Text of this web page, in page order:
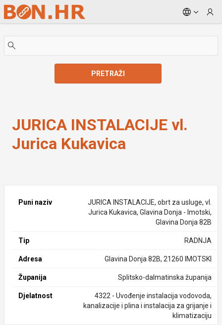
Skip to Main Content
PRETRAŽI
JURICA INSTALACIJE vl.
Jurica Kukavica
Puni naziv
JURICA INSTALACIJE, obrt za usluge, vl.
Jurica Kukavica, Glavina Donja - Imotski,
Glavina Donja 82B
Tip RADNJA
Adresa Glavina Donja 82B, 21260 IMOTSKI
Županija Splitsko-dalmatinska županija
Djelatnost
4322 - Uvođenje instalacija vodovoda,
kanalizacije i plina i instalacija za grijanje i
klimatizaciju